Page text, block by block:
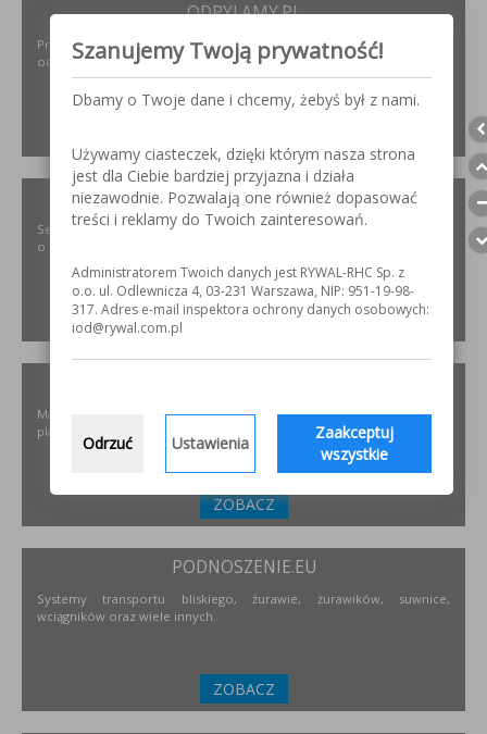
ODPYLAMY.PL
Projektowanie i dobór, montaż, serwis instalacji i urządzeń
odpylających dla różnych gałęzi przemysłu.
SZLIFOWANIE.INFO
Serwis internetowy poświęcony obróbce stali nierdzewnej. Wszystko
o materiałach, urządzeniach i technologiach.
ZOBACZ
Materiały i urządzenia do napawania i regeneracji. Układy
plastyfikujące oraz obróbka CNC.
ZOBACZ
PODNOSZENIE.EU
Systemy transportu bliskiego, żurawie, żurawików, suwnice,
wciągników oraz wiele innych.
ZOBACZ
Szanujemy Twoją prywatność!
Dbamy o Twoje dane i chcemy, żebyś był z nami.
Używamy ciasteczek, dzięki którym nasza strona
jest dla Ciebie bardziej przyjazna i działa
niezawodnie. Pozwalają one również dopasować
treści i reklamy do Twoich zainteresowań.
Administratorem Twoich danych jest RYWAL-RHC Sp. z
o.o. ul. Odlewnicza 4, 03-231 Warszawa, NIP: 951-19-98-
317. Adres e-mail inspektora ochrony danych osobowych:
iod@rywal.com.pl
Odrzuć Ustawienia
Zaakceptuj
wszystkie